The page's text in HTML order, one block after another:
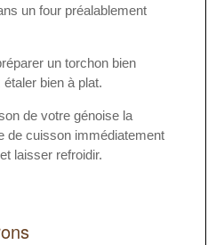
un four préalablement
un torchon bien
bien à plat.
de votre génoise la
de cuisson immédiatement
laisser refroidir.